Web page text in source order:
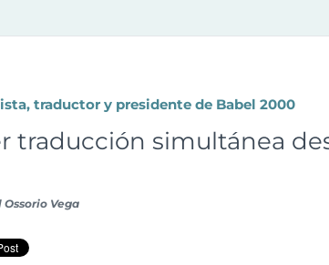
traductor y presidente de Babel 2000
traducción simultánea
Vega